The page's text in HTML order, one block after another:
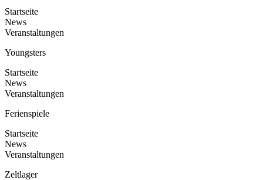
Startseite
News
Veranstaltungen
Youngsters
Startseite
News
Veranstaltungen
Ferienspiele
Startseite
News
Veranstaltungen
Zeltlager